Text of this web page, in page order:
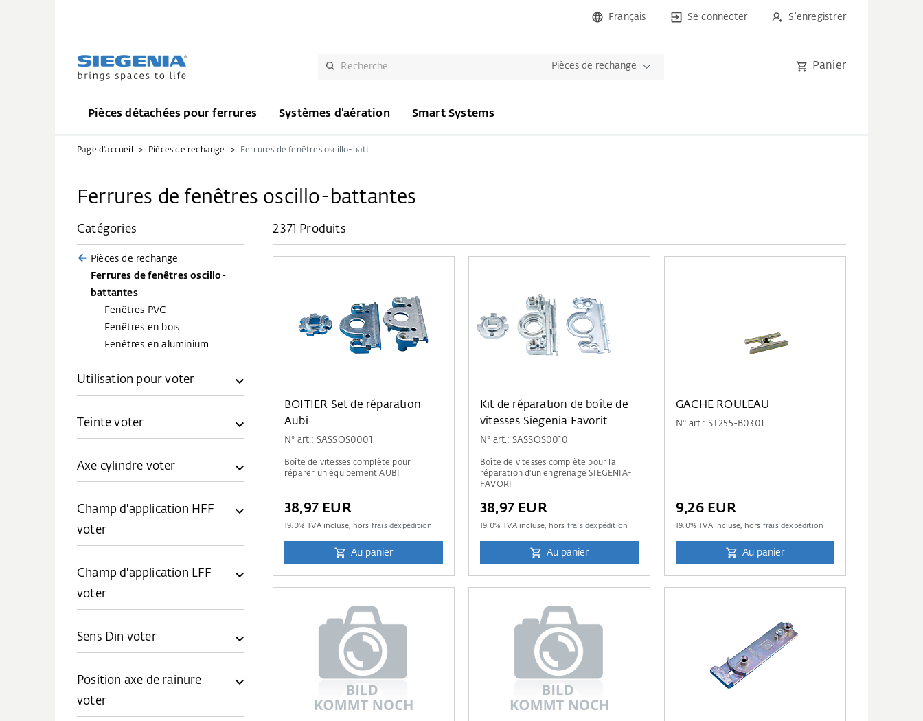
Français Se connecter S'enregistrer
Pièces de rechange Panier
Pièces détachées pour ferrures Systèmes d’aération Smart Systems
Page d'accueil Pièces de rechange Ferrures de fenêtres oscillo-battantes
Ferrures de fenêtres oscillo-battantes
Catégories
Pièces de rechange
Ferrures de fenêtres oscillo-
battantes
Fenêtres PVC
Fenêtres en bois
Fenêtres en aluminium
Utilisation pour voter
Teinte voter
Axe cylindre voter
Champ d'application HFF
voter
Champ d'application LFF
voter
Sens Din voter
Position axe de rainure
voter
2 371 Produits
BOITIER Set de réparation
Aubi
N° art.: SASSOS0001
Boîte de vitesses complète pour
réparer un équipement AUBI
38,97 EUR
19.0% TVA incluse, hors frais dexpédition
Au panier
Kit de réparation de boîte de
vitesses Siegenia Favorit
N° art.: SASSOS0010
Boîte de vitesses complète pour la
réparation d'un engrenage SIEGENIA-
FAVORIT
38,97 EUR
19.0% TVA incluse, hors frais dexpédition
Au panier
GACHE ROULEAU
N° art.: ST255-B0301
9,26 EUR
19.0% TVA incluse, hors frais dexpédition
Au panier